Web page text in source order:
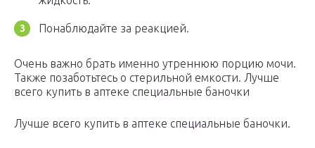
Понаблюдайте за реакцией.
Очень важно брать именно утреннюю порцию мочи.
Также позаботьтесь о стерильной емкости. Лучше
всего купить в аптеке специальные баночки
Лучше всего купить в аптеке специальные баночки.